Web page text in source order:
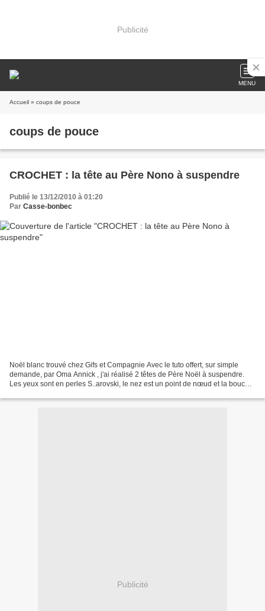
Publicité
MENU
Accueil » coups de pouce
coups de pouce
CROCHET : la tête au Père Nono à suspendre
Publié le 13/12/2010 à 01:20
Par Casse-bonbec
Noël blanc trouvé chez Gifs et Compagnie Avec le tuto offert, sur simple
demande, par Oma Annick , j'ai réalisé 2 têtes de Père Noël à suspendre.
Les yeux sont en perles S..arovski, le nez est un point de nœud et la bouche
Publicité